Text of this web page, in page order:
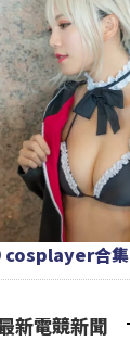
cosplayer合集
新電競新聞